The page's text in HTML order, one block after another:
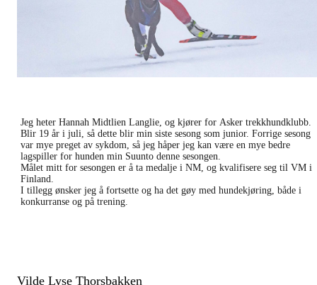
Jeg heter Hannah Midtlien Langlie, og kjører for Asker trekkhundklubb.
Blir 19 år i juli, så dette blir min siste sesong som junior. Forrige sesong
var mye preget av sykdom, så jeg håper jeg kan være en mye bedre
lagspiller for hunden min Suunto denne sesongen.
Målet mitt for sesongen er å ta medalje i NM, og kvalifisere seg til VM i
Finland.
I tillegg ønsker jeg å fortsette og ha det gøy med hundekjøring, både i
konkurranse og på trening.
Vilde Lyse Thorsbakken